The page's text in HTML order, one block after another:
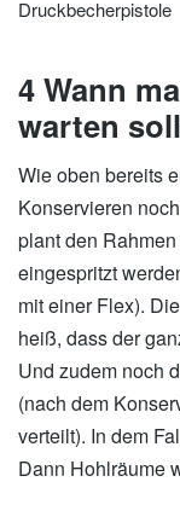
Druckbecherpistole
4 Wann
warten
Wie oben bereits
Konservieren
plant den
eingespritzt
mit einer Flex).
heiß, dass der
Und zudem noch
(nach dem
verteilt). In dem
Dann Hohlräume